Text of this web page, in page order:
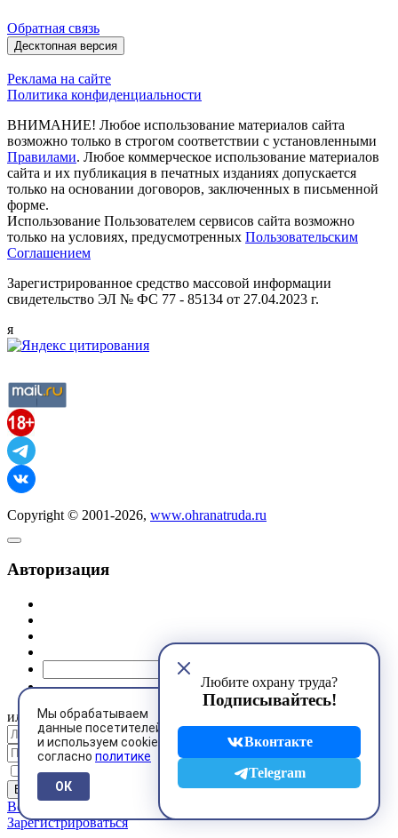
Мы обрабатываем
данные посетителей
и используем cookies
согласно политике
ОК
Любите охрану труда?
Подписывайтесь!
Вконтакте
Telegram
Обратная связь
Десктопная версия
Реклама на сайте
Политика конфиденциальности
ВНИМАНИЕ! Любое использование материалов сайта
возможно только в строгом соответствии с установленными
Правилами. Любое коммерческое использование материалов
сайта и их публикация в печатных изданиях допускается
только на основании договоров, заключенных в письменной
форме.
Использование Пользователем сервисов сайта возможно
только на условиях, предусмотренных Пользовательским
Соглашением
Зарегистрированное средство массовой информации
свидетельство ЭЛ № ФС 77 - 85134 от 27.04.2023 г.
я
Copyright © 2001-2026, www.ohranatruda.ru
Авторизация
или
Запомнить меня
Восстановить пароль
Зарегистрироваться